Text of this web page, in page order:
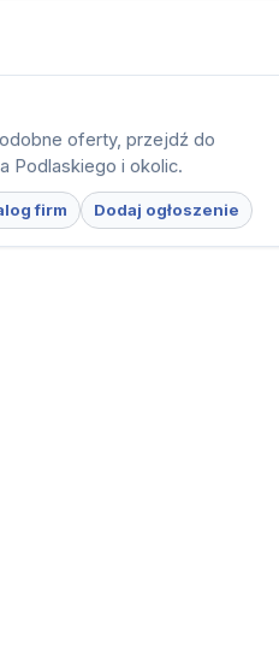
oferty, przejdź do
Podlaskiego i okolic.
firm Dodaj ogłoszenie